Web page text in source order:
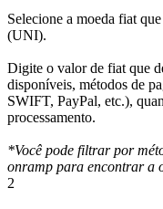
Selecione a moeda fiat
(UNI).
Digite o valor de fiat que
disponíveis, métodos de
SWIFT, PayPal, etc.),
processamento.
*Você pode filtrar por
onramp para encontrar a
2